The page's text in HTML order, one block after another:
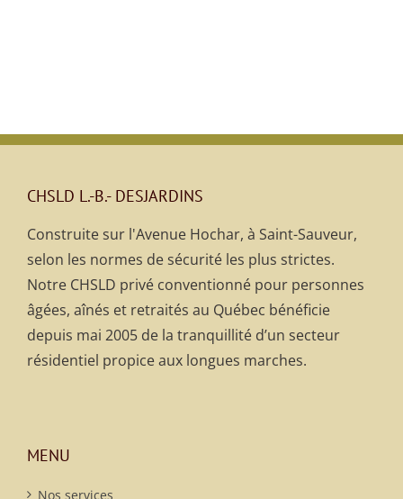
CHSLD L.-B.- DESJARDINS
Construite sur l'Avenue Hochar, à Saint-Sauveur,
selon les normes de sécurité les plus strictes.
Notre CHSLD privé conventionné pour personnes
âgées, aînés et retraités au Québec bénéficie
depuis mai 2005 de la tranquillité d’un secteur
résidentiel propice aux longues marches.
MENU
Nos services